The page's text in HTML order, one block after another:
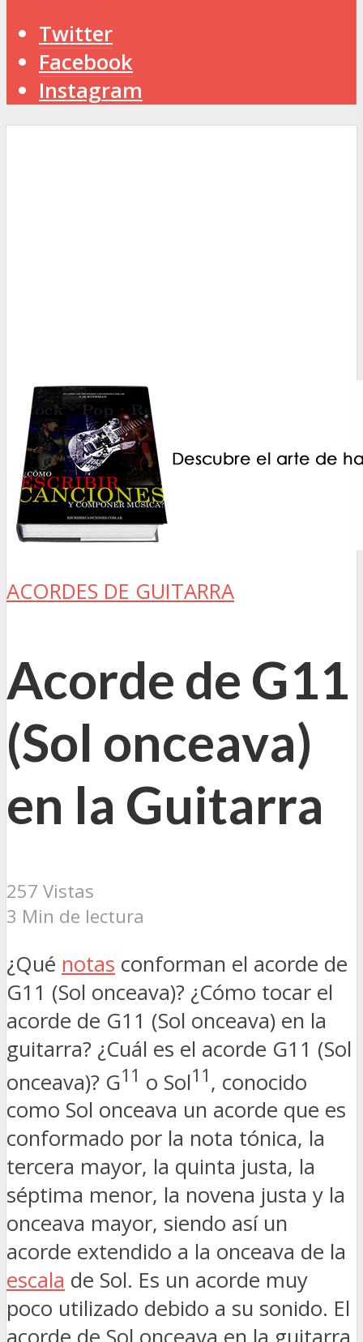
Twitter
Facebook
Instagram
ACORDES DE GUITARRA
Acorde de G11
(Sol onceava)
en la Guitarra
257 Vistas
3 Min de lectura
¿Qué notas conforman el acorde de
G11 (Sol onceava)? ¿Cómo tocar el
acorde de G11 (Sol onceava) en la
guitarra? ¿Cuál es el acorde G11 (Sol
onceava)? G11 o Sol11, conocido
como Sol onceava un acorde que es
conformado por la nota tónica, la
tercera mayor, la quinta justa, la
séptima menor, la novena justa y la
onceava mayor, siendo así un
acorde extendido a la onceava de la
escala de Sol. Es un acorde muy
poco utilizado debido a su sonido. El